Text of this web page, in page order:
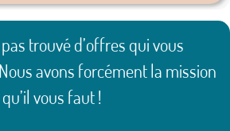
pas trouvé d’offres qui vous
avons forcément la mission
qu’il vous faut !